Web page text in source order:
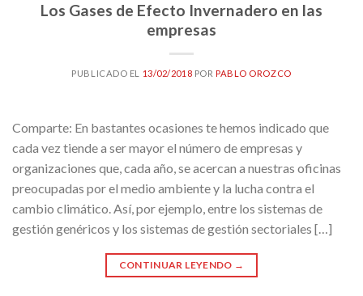
Los Gases de Efecto Invernadero en las
empresas
PUBLICADO EL 13/02/2018 POR PABLO OROZCO
Comparte: En bastantes ocasiones te hemos indicado que
cada vez tiende a ser mayor el número de empresas y
organizaciones que, cada año, se acercan a nuestras oficinas
preocupadas por el medio ambiente y la lucha contra el
cambio climático. Así, por ejemplo, entre los sistemas de
gestión genéricos y los sistemas de gestión sectoriales […]
CONTINUAR LEYENDO →